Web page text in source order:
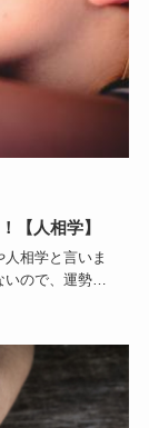
【人相学】
相学と言いま
ので、運勢も